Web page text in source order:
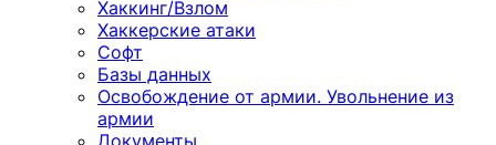
Хаккинг/Взлом
Хаккерские атаки
Софт
Базы данных
Освобождение от армии. Увольнение из
армии
Документы